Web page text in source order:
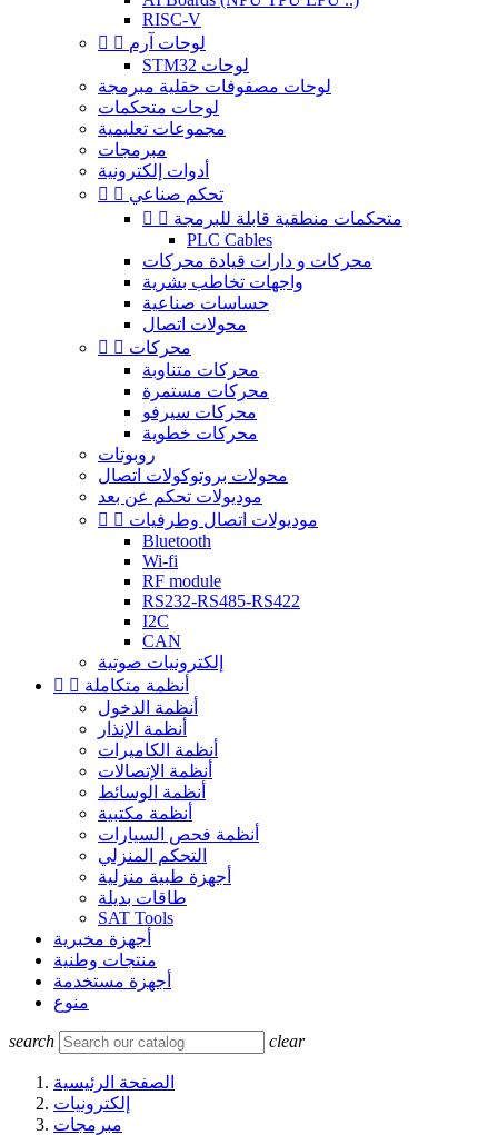
RISC-V
  لوحات آرم
STM32 لوحات
لوحات مصفوفات حقلية مبرمجة
لوحات متحكمات
مجموعات تعليمية
مبرمجات
أدوات إلكترونية
  تحكم صناعي
  متحكمات منطقية قابلة للبرمجة
PLC Cables
محركات و دارات قيادة محركات
واجهات تخاطب بشرية
حساسات صناعية
محولات اتصال
  محركات
محركات متناوبة
محركات مستمرة
محركات سيرفو
محركات خطوية
روبوتات
محولات بروتوكولات اتصال
موديولات تحكم عن بعد
  موديولات اتصال وطرفيات
Bluetooth
Wi-fi
RF module
RS232-RS485-RS422
I2C
CAN
إلكترونيات صوتية
  أنظمة متكاملة
أنظمة الدخول
أنظمة الإنذار
أنظمة الكاميرات
أنظمة الإتصالات
أنظمة الوسائط
أنظمة مكتبية
أنظمة فحص السيارات
التحكم المنزلي
أجهزة طبية منزلية
طاقات بديلة
SAT Tools
أجهزة مخبرية
منتجات وطنية
أجهزة مستخدمة
منوع
search clear
الصفحة الرئيسية
إلكترونيات
مبرمجات